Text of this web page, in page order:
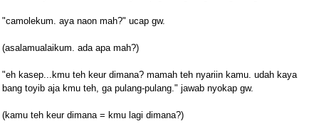
"camolekum. aya naon mah?" ucap gw.
(asalamualaikum. ada apa mah?)
"eh kasep...kmu teh keur dimana? mamah teh nyariin kamu. udah kaya
bang toyib aja kmu teh, ga pulang-pulang." jawab nyokap gw.
(kamu teh keur dimana = kmu lagi dimana?)